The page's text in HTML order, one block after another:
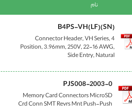
نام
(B4PS-VH(LF)(SN
Connector Header, VH Series, 4
Position, 3.96mm, 250V, 22-16 AWG,
Side Entry, Natural
PJS008-2003-0
Memory Card Connectors MicroSD
Crd Conn SMT Revrs Mnt Push-Push